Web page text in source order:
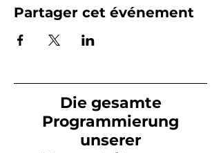
MitgliedernhilftundmotiviertSie Ihr
WW-Coach und macht Ihren WW-
Workshop zu einem Moment des
Austauschs und Teilens, alles gut
Partager cet événement
Die gesamte
Programmierung
unserer